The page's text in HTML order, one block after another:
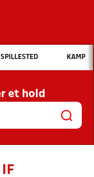
vil du søge efter?
OG NYHEDER
KLUBBER OG
SPILLESTED KAMP
et hold